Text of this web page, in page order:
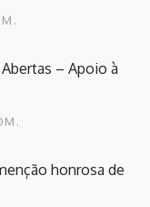
– Apoio à
honrosa de